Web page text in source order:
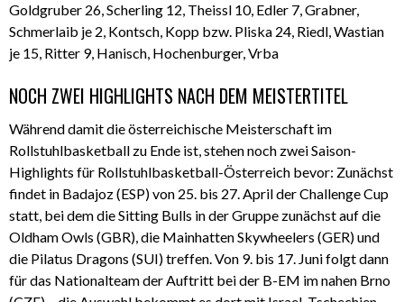
Goldgruber 26, Scherling 12, Theissl 10, Edler 7, Grabner,
Schmerlaib je 2, Kontsch, Kopp bzw. Pliska 24, Riedl, Wastian
je 15, Ritter 9, Hanisch, Hochenburger, Vrba
NOCH ZWEI HIGHLIGHTS NACH DEM MEISTERTITEL
Während damit die österreichische Meisterschaft im
Rollstuhlbasketball zu Ende ist, stehen noch zwei Saison-
Highlights für Rollstuhlbasketball-Österreich bevor: Zunächst
findet in Badajoz (ESP) von 25. bis 27. April der Challenge Cup
statt, bei dem die Sitting Bulls in der Gruppe zunächst auf die
Oldham Owls (GBR), die Mainhatten Skywheelers (GER) und
die Pilatus Dragons (SUI) treffen. Von 9. bis 17. Juni folgt dann
für das Nationalteam der Auftritt bei der B-EM im nahen Brno